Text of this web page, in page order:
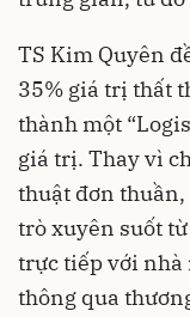
TS Kim Quyên
35% giá trị thất
thành một
giá trị. Thay vì
thuật đơn
trò xuyên suốt
trực tiếp với nhà
thông qua